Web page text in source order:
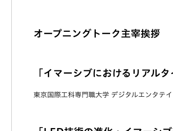
オープニングトーク主宰挨拶
「イマーシブにおけるリアルタ
東京国際工科専門職大学 デジタルエンタテ